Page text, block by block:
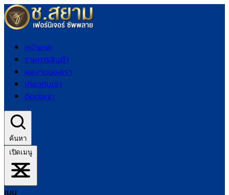
หน้าแรก
รายการสินค้า
ผลงานของเรา
เกี่ยวกับเรา
ติดต่อเรา
ค้นหา
เปิดเมนู
เมนู